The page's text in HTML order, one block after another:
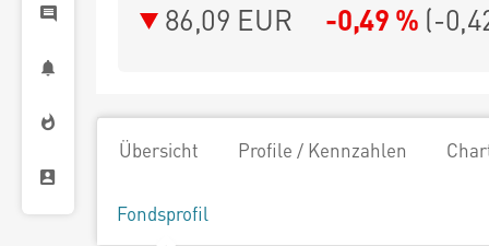
86,09 EUR -0,49 % (-
Übersicht Profile / Kennzahlen
Fondsprofil